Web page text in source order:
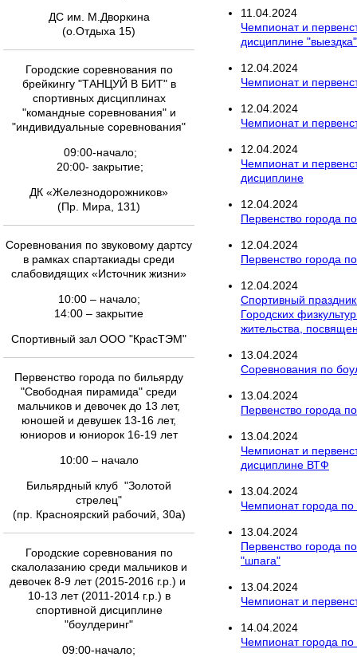
ДС им. М.Дворкина
(о.Отдыха 15)
Городские соревнования по
брейкингу "ТАНЦУЙ В БИТ" в
спортивных дисциплинах
"командные соревнования" и
"индивидуальные соревнования"
09:00-начало;
20:00- закрытие;
ДК «Железнодорожников»
(Пр. Мира, 131)
Соревнования по звуковому дартсу
в рамках спартакиады среди
слабовидящих «Источник жизни»
10:00 – начало;
14:00 – закрытие
Спортивный зал ООО "КрасТЭМ"
Первенство города по бильярду
"Свободная пирамида" среди
мальчиков и девочек до 13 лет,
юношей и девушек 13-16 лет,
юниоров и юниорок 16-19 лет
10:00 – начало
Бильярдный клуб "Золотой
стрелец"
(пр. Красноярский рабочий, 30а)
Городские соревнования по
скалолазанию среди мальчиков и
девочек 8-9 лет (2015-2016 г.р.) и
10-13 лет (2011-2014 г.р.) в
спортивной дисциплине
"боулдеринг"
09:00-начало;
11.04.2024
Чемпионат и
дисциплине "выездка"
12.04.2024
Чемпионат и
12.04.2024
Чемпионат и
12.04.2024
Чемпионат и
дисциплине
12.04.2024
Первенство города
12.04.2024
Первенство города
12.04.2024
Спортивный
Городских
жительства,
13.04.2024
Соревнования по
13.04.2024
Первенство города
13.04.2024
Чемпионат и
дисциплине ВТФ
13.04.2024
Чемпионат города по
13.04.2024
Первенство города
"шпага"
13.04.2024
Чемпионат и
14.04.2024
Чемпионат города по